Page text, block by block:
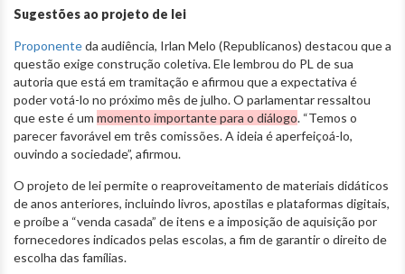
Sugestões ao projeto de lei
Proponenteda audiência, Irlan Melo (Republicanos) destacou que a
questão exige construção coletiva. Ele lembrou do PL de sua
autoria que está em tramitação e afirmou que a expectativa é
poder votá-lo no próximo mês de julho. O parlamentar ressaltou
que este é um momento importante para o diálogo. “Temos o
parecer favorável em três comissões. A ideia é aperfeiçoá-lo,
ouvindo a sociedade”, afirmou.
O projeto de lei permite o reaproveitamento de materiais didáticos
de anos anteriores, incluindo livros, apostilas e plataformas digitais,
e proíbe a “venda casada” de itens e a imposição de aquisição por
fornecedores indicados pelas escolas, a fim de garantir o direito de
escolha das famílias.